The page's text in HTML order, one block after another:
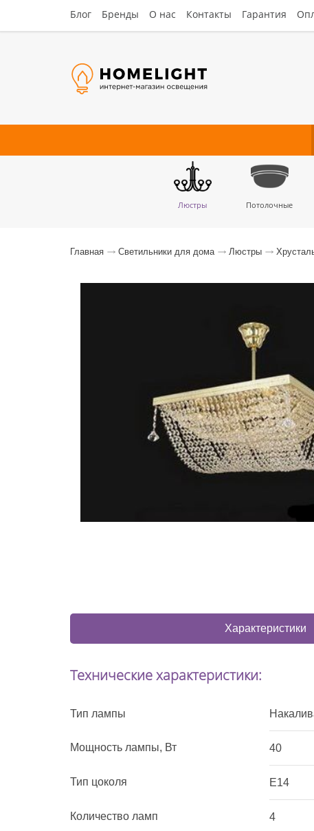
Блог Бренды О нас Контакты Гарантия
Люстры Потолочные
Главная Светильники для дома Люстры
Характеристики
Технические характеристики:
Тип лампы
Мощность лампы, Вт 40
Тип цоколя E14
Количество ламп 4